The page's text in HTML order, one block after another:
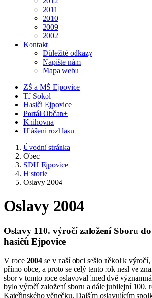
2011
2010
2009
2002
Kontakt
Důležité odkazy
Napište nám
Mapa webu
ZŠ a MŠ Ejpovice
TJ Sokol
Hasiči Ejpovice
Portál Občan+
Knihovna
Hlášení rozhlasu
Úvodní stránka
Obec
SDH Ejpovice
Historie
Oslavy 2004
Oslavy 2004
Oslavy 110. výročí založení Sboru
hasičů Ejpovice
V roce 2004 se v naší obci sešlo několik
přímo obce, a proto se celý tento rok nesl ve
sbor v tomto roce oslavoval hned dvě
bylo výročí založení sboru a dále jubilejní 100.
Kateřinského věnečku. Dalším oslavujícím